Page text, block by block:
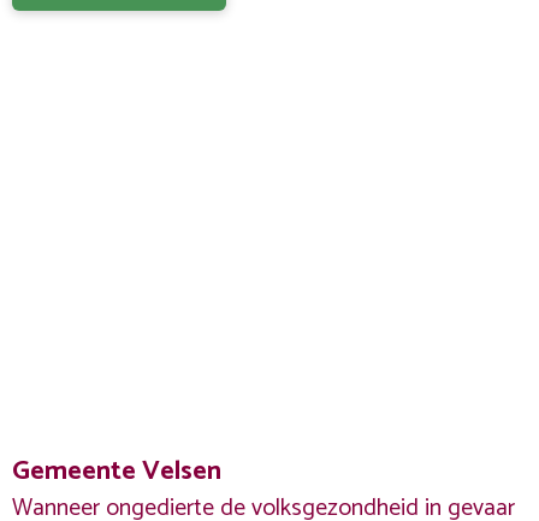
Gemeente Velsen
Wanneer ongedierte de volksgezondheid in gevaar